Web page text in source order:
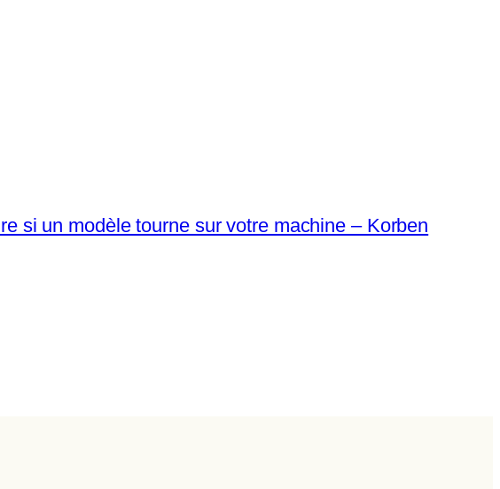
si un modèle tourne sur votre machine – Korben